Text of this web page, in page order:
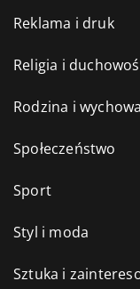
Reklama i druk
Religia i
Rodzina i
Społeczeństwo
Sport
Styl i moda
Sztuka i